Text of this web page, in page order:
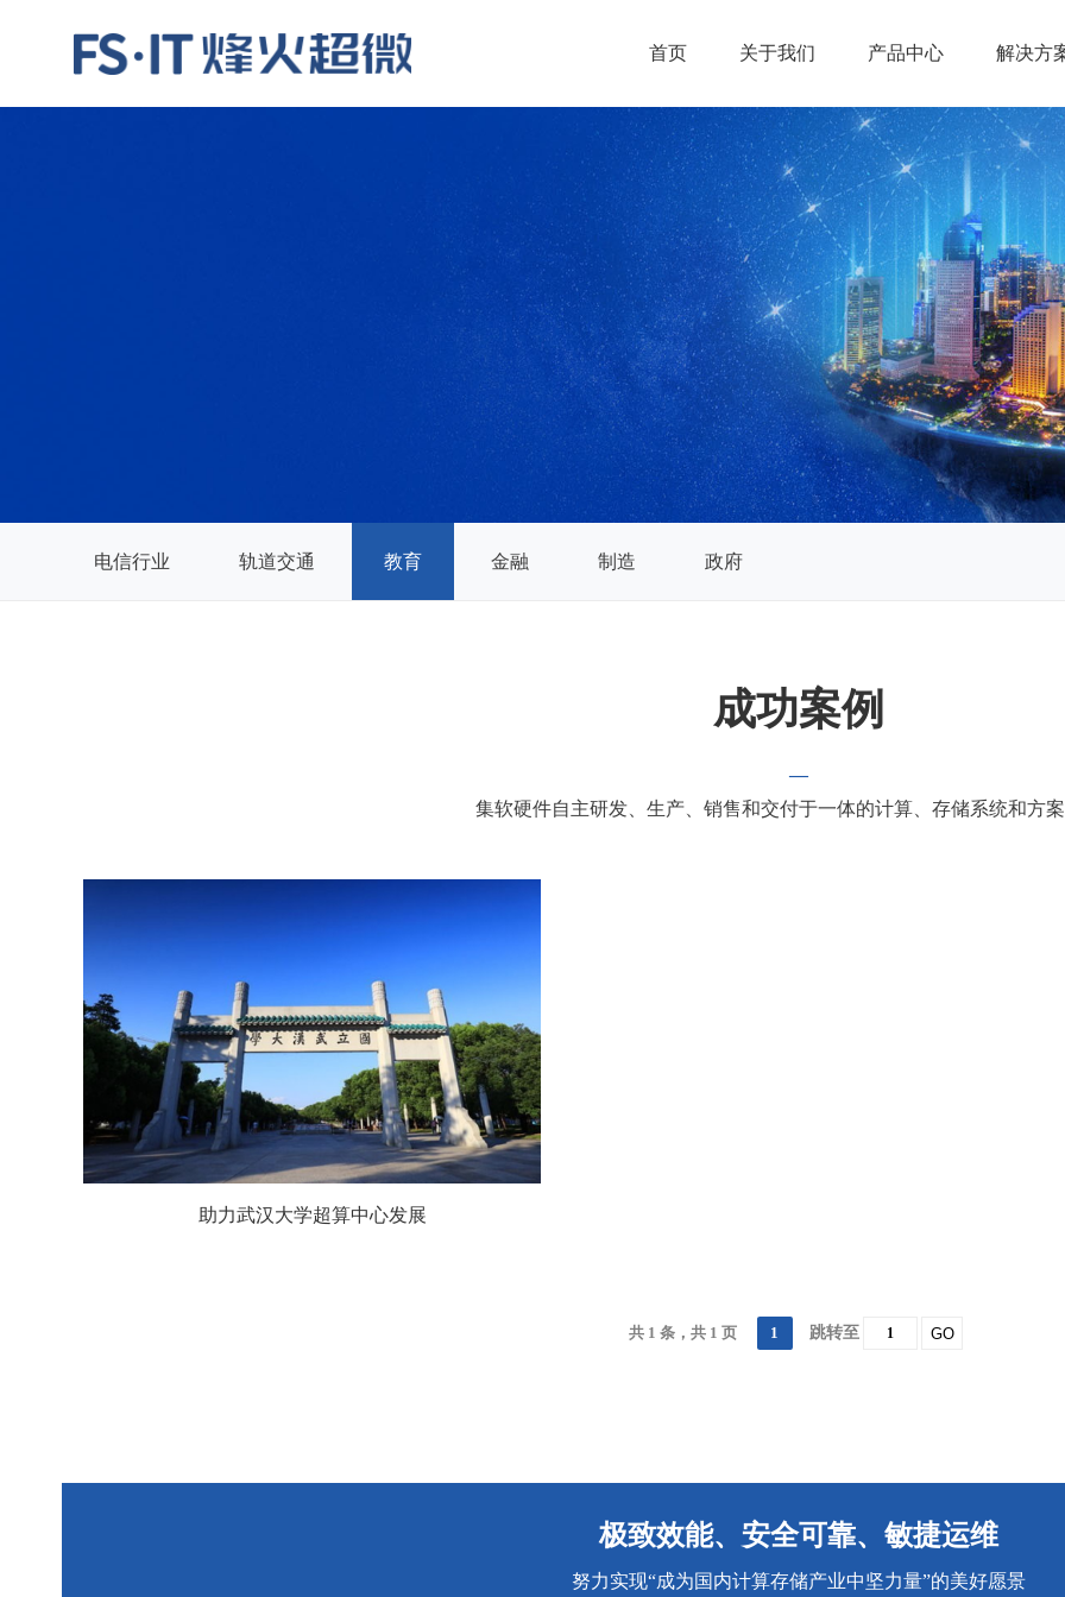
首页 关于我们 产品中心 解决方
电信行业 轨道交通 教育 金融 制造 政府
成功案例
—
集软硬件自主研发、生产、销售和交付于一体的计算、存储系统和方
助力武汉大学超算中心发展
共 1 条，共 1 页 1 跳转至 GO
极致效能、安全可靠、敏捷运维
努力实现“成为国内计算存储产业中坚力量”的美好愿景